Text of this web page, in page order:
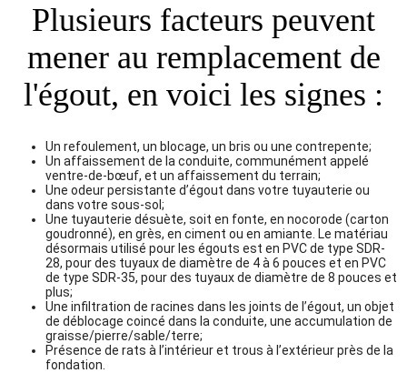
Plusieurs facteurs peuvent
mener au remplacement de
l'égout, en voici les signes :
Un refoulement, un blocage, un bris ou une contrepente;
Un affaissement de la conduite, communément appelé
ventre-de-bœuf, et un affaissement du terrain;
Une odeur persistante d’égout dans votre tuyauterie ou
dans votre sous-sol;
Une tuyauterie désuète, soit en fonte, en nocorode (carton
goudronné), en grès, en ciment ou en amiante. Le matériau
désormais utilisé pour les égouts est en PVC de type SDR-
28, pour des tuyaux de diamètre de 4 à 6 pouces et en PVC
de type SDR-35, pour des tuyaux de diamètre de 8 pouces et
plus;
Une infiltration de racines dans les joints de l’égout, un objet
de déblocage coincé dans la conduite, une accumulation de
graisse/pierre/sable/terre;
Présence de rats à l’intérieur et trous à l’extérieur près de la
fondation.